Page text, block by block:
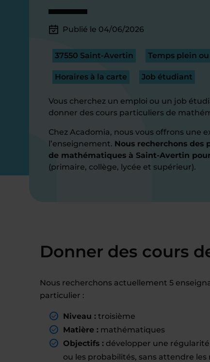
Publié le 04/06/2026
37550 Saint-Avertin Temps plein
Horaires à la carte Job étudiant
Vous cherchez un emploi ou un job
donner des cours particuliers de
Chez Acadomia, nous vous offrons une
l’enseignement. Nous recherchons des
de mathématiques à Saint-Avertin
(primaire, collège, lycée et supérieur).
Donner des cours
Nous recherchons actuellement 5
particulier :
Niveau : troisième
Matière : mathématiques
Objectifs : développer une
ou les probabilités, sans attendre